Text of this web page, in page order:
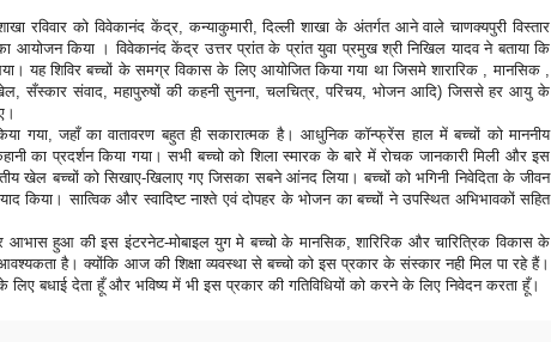
रविवार को विवेकानंद केंद्र, कन्याकुमारी, दिल्ली शाखा के अंतर्गत आने वाले चाणक्यपुरी विस्तार
आयोजन किया । विवेकानंद केंद्र उत्तर प्रांत के प्रांत युवा प्रमुख श्री निखिल यादव ने बताया कि
यह शिविर बच्चों के समग्र विकास के लिए आयोजित किया गया था जिसमे शारारिक , मानसिक ,
खेल, सँस्कार संवाद, महापुरुषों की कहनी सुनना, चलचित्र, परिचय, भोजन आदि) जिससे हर आयु के
गया, जहाँ का वातावरण बहुत ही सकारात्मक है। आधुनिक कॉन्फ्रेंस हाल में बच्चों को माननीय
का प्रदर्शन किया गया। सभी बच्चो को शिला स्मारक के बारे में रोचक जानकारी मिली और इस
खेल बच्चों को सिखाए-खिलाए गए जिसका सबने आंनद लिया। बच्चों को भगिनी निवेदिता के जीवन
किया। सात्विक और स्वादिष्ट नाश्ते एवं दोपहर के भोजन का बच्चों ने उपस्थित अभिभावकों सहित
आभास हुआ की इस इंटरनेट-मोबाइल युग मे बच्चो के मानसिक, शारिरिक और चारित्रिक विकास के
है। क्योंकि आज की शिक्षा व्यवस्था से बच्चो को इस प्रकार के संस्कार नही मिल पा रहे हैं।
देता हूँ और भविष्य में भी इस प्रकार की गतिविधियों को करने के लिए निवेदन करता हूँ।